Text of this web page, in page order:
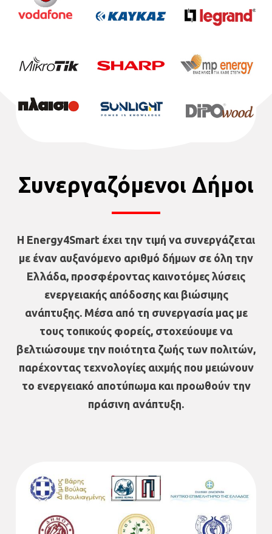
Συνεργαζόμενοι Δήμοι
Η Energy4Smart έχει την τιμή να συνεργάζεται
με έναν αυξανόμενο αριθμό δήμων σε όλη την
Ελλάδα, προσφέροντας καινοτόμες λύσεις
ενεργειακής απόδοσης και βιώσιμης
ανάπτυξης. Μέσα από τη συνεργασία μας με
τους τοπικούς φορείς, στοχεύουμε να
βελτιώσουμε την ποιότητα ζωής των πολιτών,
παρέχοντας τεχνολογίες αιχμής που μειώνουν
το ενεργειακό αποτύπωμα και προωθούν την
πράσινη ανάπτυξη.